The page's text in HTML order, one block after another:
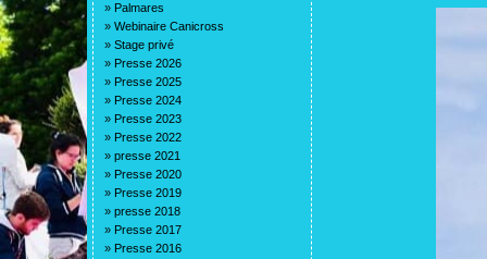
» Palmares
» Webinaire Canicross
» Stage privé
» Presse 2026
» Presse 2025
» Presse 2024
» Presse 2023
» Presse 2022
» presse 2021
» Presse 2020
» Presse 2019
» presse 2018
» Presse 2017
» Presse 2016